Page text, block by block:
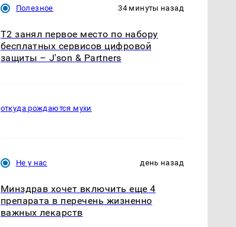
Полезное 34 минуты назад
Т2 занял первое место по набору
бесплатных сервисов цифровой
защиты – J'son & Partners
откуда рождаются мухи
Не у нас день назад
Минздрав хочет включить еще 4
препарата в перечень жизненно
важных лекарств